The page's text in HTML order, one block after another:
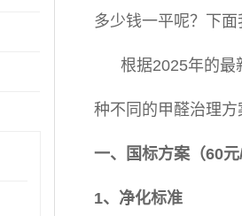
多少钱一平呢？下
根据2025年的最
种不同的甲醛治理
一、国标方案（60
1、净化标准